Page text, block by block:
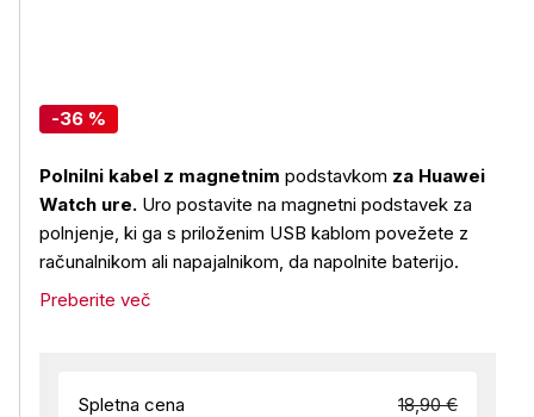
-36 %
Polnilni kabel z magnetnim podstavkom za Huawei
Watch ure. Uro postavite na magnetni podstavek za
polnjenje, ki ga s priloženim USB kablom povežete z
računalnikom ali napajalnikom, da napolnite baterijo.
Preberite več
Spletna cena 18,90 €